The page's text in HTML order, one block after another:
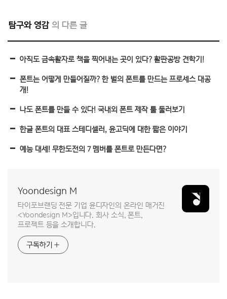
탐구와 영감
아직도 금속활자로 책을 찍어내는 곳이 있다? 활판공방 견학기!
폰트는 어떻게 만들어질까? 한 벌의 폰트를 만드는 프로세스 대공
개!
나도 폰트를 만들 수 있다! 국내외 폰트 제작 툴 둘러보기
한글 폰트의 대표 스테디셀러, 윤고딕에 대한 짧은 이야기
예능 대세! 무한도전의 7 멤버를 폰트로 만든다면?
Yoondesign M
타이포브랜딩 전문 기업 윤디자인의 온라인 매거진
<Yoondesign M>입니다. 회사 소식, 폰트,
프로젝트 등을 소개합니다.
구독하기